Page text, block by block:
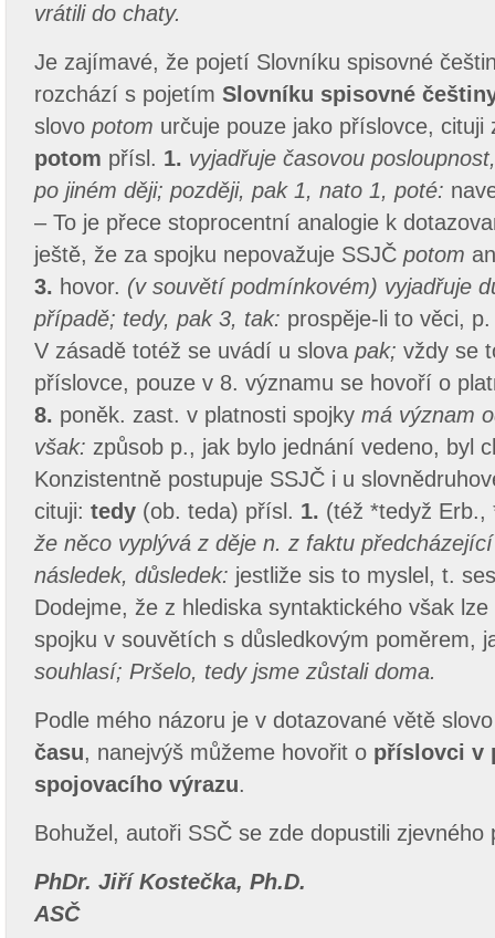
vrátili do chaty.
Je zajímavé, že pojetí Slovníku spisovné
rozchází s pojetím Slovníku spisovné
slovo potom určuje pouze jako příslovce, cituji
potom přísl. 1. vyjadřuje časovou
po jiném ději; později, pak 1, nato 1, poté:
– To je přece stoprocentní analogie k
ještě, že za spojku nepovažuje SSJČ potom
3. hovor. (v souvětí podmínkovém) vyjadřuje
případě; tedy, pak 3, tak: prospěje-li to věci,
V zásadě totéž se uvádí u slova pak; vždy se
příslovce, pouze v 8. významu se hovoří o
8. poněk. zast. v platnosti spojky má význam
však: způsob p., jak bylo jednání vedeno, byl
Konzistentně postupuje SSJČ i u
cituji: tedy (ob. teda) přísl. 1. (též *tedyž
že něco vyplývá z děje n. z faktu
následek, důsledek: jestliže sis to myslel, t.
Dodejme, že z hlediska syntaktického však
spojku v souvětích s důsledkovým poměrem,
souhlasí; Pršelo, tedy jsme zůstali doma.
Podle mého názoru je v dotazované větě
času, nanejvýš můžeme hovořit o příslovci v
spojovacího výrazu.
Bohužel, autoři SSČ se zde dopustili zjevného
PhDr. Jiří Kostečka, Ph.D.
ASČ